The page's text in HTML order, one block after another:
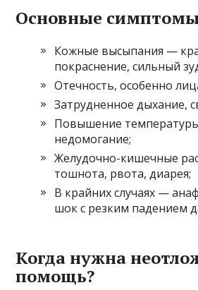
Основные симптомы
Кожные высыпания —
покраснение, сильный
Отечность, особенно
Затрудненное дыхание,
Повышение
недомогание;
Желудочно-кишечные
тошнота, рвота, диарея;
В крайних случаях —
шок с резким падением
Когда нужна
помощь?